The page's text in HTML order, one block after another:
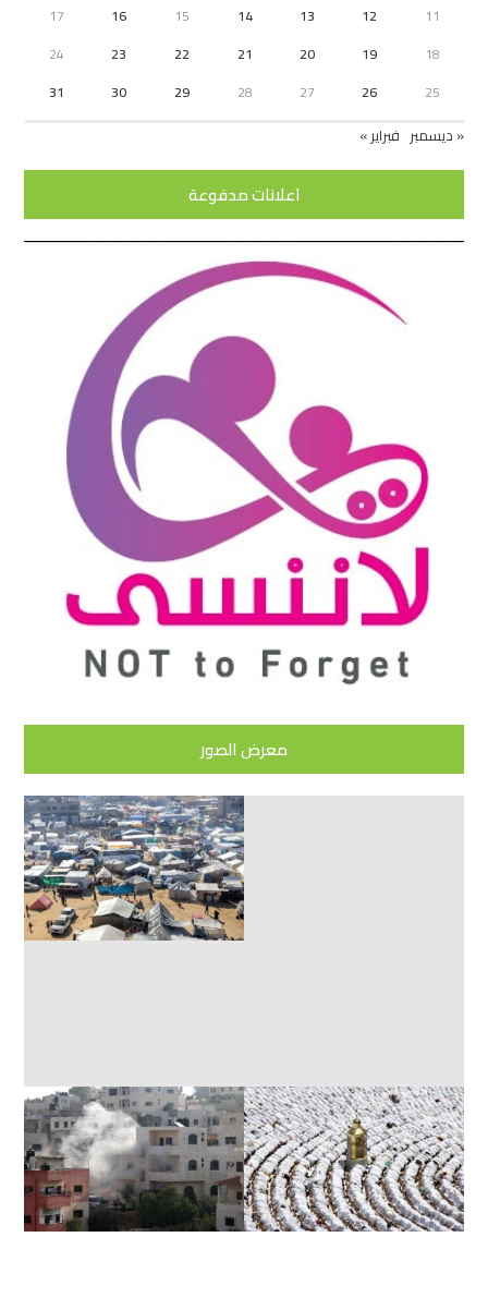
11
12
13
14
15
16
17
18
19
20
21
22
23
24
25
26
27
28
29
30
31
« ديسمبر فبراير »
اعلانات مدفوعة
معرض الصور